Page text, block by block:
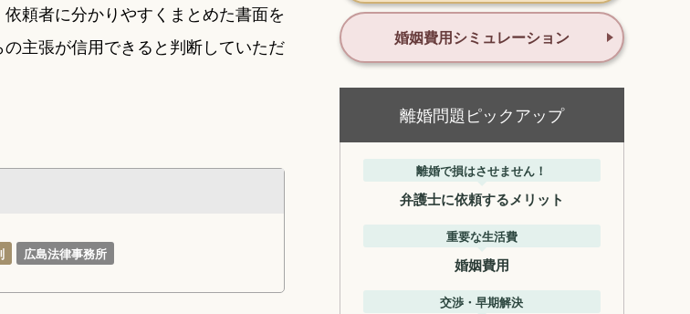
頼者に分かりやすくまとめた書面を
主張が信用できると判断していただ
広島法律事務所
婚姻費用シミュレーション
離婚問題ピックアップ
離婚で損はさせません！
弁護士に依頼するメリット
重要な生活費
婚姻費用
交渉・早期解決